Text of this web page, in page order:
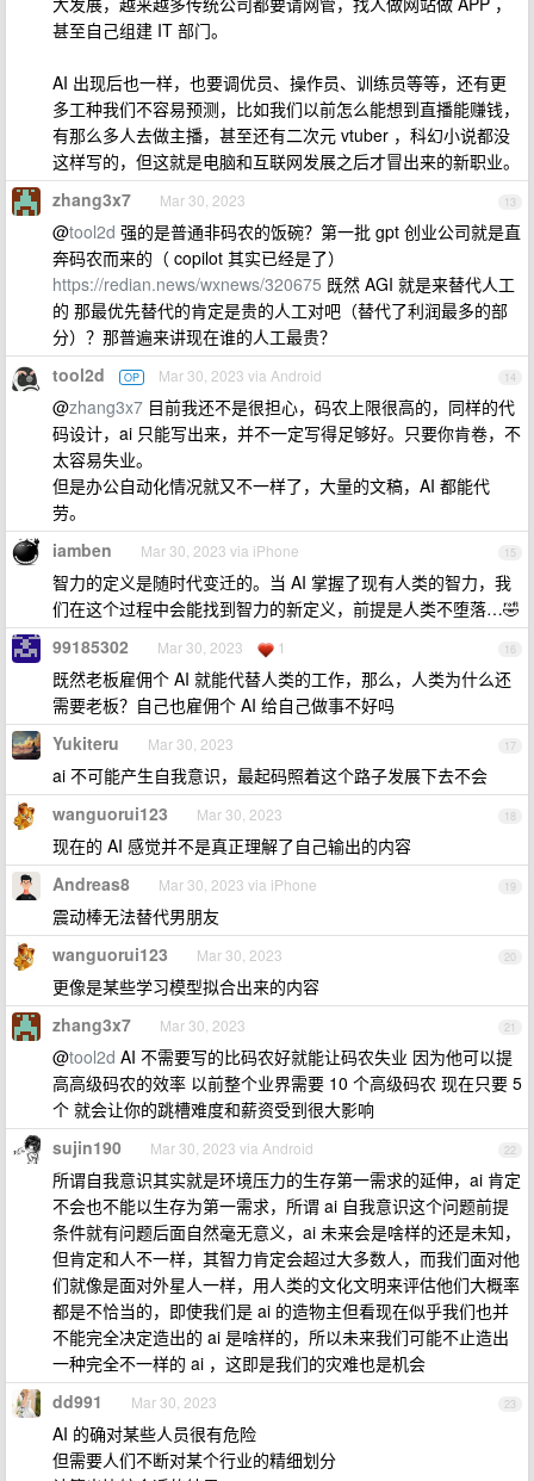
甚至自己组建 IT 部门。
AI 出现后也一样，也要调优员、操作员、训练员等等，还有更
多工种我们不容易预测，比如我们以前怎么能想到直播能赚钱，
有那么多人去做主播，甚至还有二次元 vtuber ，科幻小说都没
这样写的，但这就是电脑和互联网发展之后才冒出来的新职业。
13
zhang3x7 Mar 30, 2023
@tool2d 强的是普通非码农的饭碗？第一批 gpt 创业公司就是直
奔码农而来的（ copilot 其实已经是了）
https://redian.news/wxnews/320675 既然 AGI 就是来替代人工
的 那最优先替代的肯定是贵的人工对吧（替代了利润最多的部
分）？那普遍来讲现在谁的人工最贵？
14
tool2d OP Mar 30, 2023 via Android
@zhang3x7 目前我还不是很担心，码农上限很高的，同样的代
码设计，ai 只能写出来，并不一定写得足够好。只要你肯卷，不
太容易失业。
但是办公自动化情况就又不一样了，大量的文稿，AI 都能代
劳。
15
iamben Mar 30, 2023 via iPhone
智力的定义是随时代变迁的。当 AI 掌握了现有人类的智力，我
们在这个过程中会能找到智力的新定义，前提是人类不堕落…🤣
16
99185302 Mar 30, 2023 1
既然老板雇佣个 AI 就能代替人类的工作，那么，人类为什么还
需要老板？自己也雇佣个 AI 给自己做事不好吗
17
Yukiteru Mar 30, 2023
ai 不可能产生自我意识，最起码照着这个路子发展下去不会
18
wanguorui123 Mar 30, 2023
现在的 AI 感觉并不是真正理解了自己输出的内容
19
Andreas8 Mar 30, 2023 via iPhone
震动棒无法替代男朋友
20
wanguorui123 Mar 30, 2023
更像是某些学习模型拟合出来的内容
21
zhang3x7 Mar 30, 2023
@tool2d AI 不需要写的比码农好就能让码农失业 因为他可以提
高高级码农的效率 以前整个业界需要 10 个高级码农 现在只要 5
个 就会让你的跳槽难度和薪资受到很大影响
22
sujin190 Mar 30, 2023 via Android
所谓自我意识其实就是环境压力的生存第一需求的延伸，ai 肯定
不会也不能以生存为第一需求，所谓 ai 自我意识这个问题前提
条件就有问题后面自然毫无意义，ai 未来会是啥样的还是未知，
但肯定和人不一样，其智力肯定会超过大多数人，而我们面对他
们就像是面对外星人一样，用人类的文化文明来评估他们大概率
都是不恰当的，即使我们是 ai 的造物主但看现在似乎我们也并
不能完全决定造出的 ai 是啥样的，所以未来我们可能不止造出
一种完全不一样的 ai ，这即是我们的灾难也是机会
23
dd991 Mar 30, 2023
AI 的确对某些人员很有危险
但需要人们不断对某个行业的精细划分